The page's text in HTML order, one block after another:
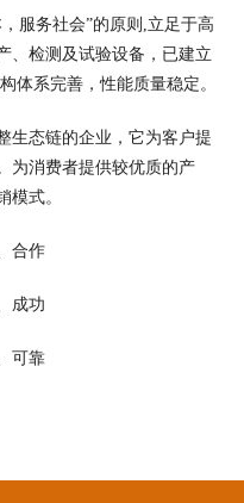
服务社会”的原则,立足于高
、检测及试验设备，已建立
体系完善，性能质量稳定。
生态链的企业，它为客户提
为消费者提供较优质的产
模式。
合作
成功
可靠